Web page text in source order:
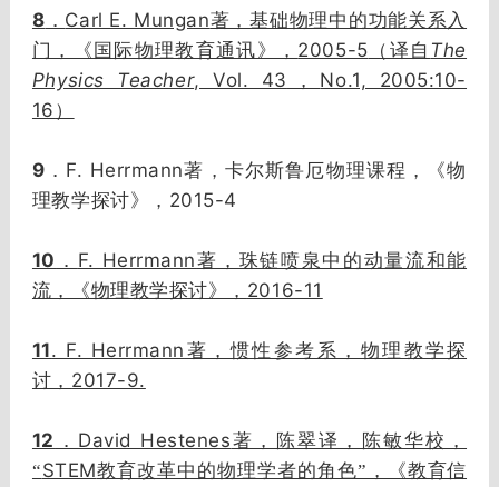
8 ． Carl E. Mungan著，基础物理中的功能关系入
门，《国际物理教育通讯》， 2005-5 （译自 The
Physics Teacher, Vol. 43 ， No.1, 2005:10-
16 ）
9 ． F. Herrmann著，卡尔斯鲁厄物理课程，《物
理教学探讨》， 2015-4
10 ． F. Herrmann著，珠链喷泉中的动量流和能
流，《物理教学探讨》， 2016-11
11. F. Herrmann 著，惯性参考系，物理教学探
讨， 2017-9.
12 ． David Hestenes著，陈翠译，陈敏华校，
“STEM教育改革中的物理学者的角色”，《教育信